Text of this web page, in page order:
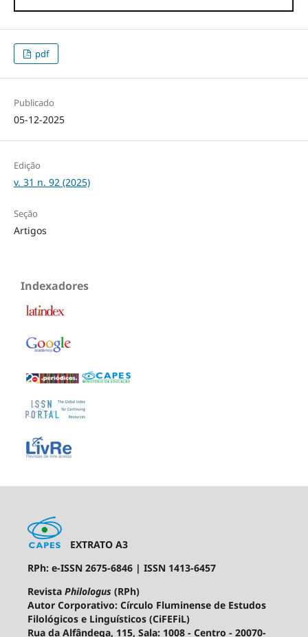
pdf
Publicado
05-12-2025
Edição
v. 31 n. 92 (2025)
Seção
Artigos
Indexadores
EXTRATO A3
RPh: e-ISSN 2675-6846 | ISSN 1413-6457
Revista Philologus (RPh)
Autor Corporativo: Círculo Fluminense de Estudos
Filológicos e Linguísticos (CiFEFiL)
Rua da Alfândega, 115, Sala: 1008 - Centro - 20070-